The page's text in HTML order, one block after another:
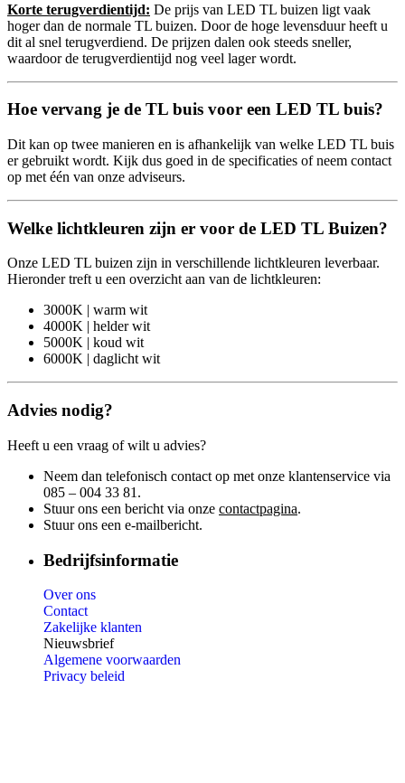
Korte terugverdientijd: De prijs van LED TL buizen ligt vaak
hoger dan de normale TL buizen. Door de hoge levensduur heeft u
dit al snel terugverdiend. De prijzen dalen ook steeds sneller,
waardoor de terugverdientijd nog veel lager wordt.
Hoe vervang je de TL buis voor een LED TL buis?
Dit kan op twee manieren en is afhankelijk van welke LED TL buis
er gebruikt wordt. Kijk dus goed in de specificaties of neem contact
op met één van onze adviseurs.
Welke lichtkleuren zijn er voor de LED TL Buizen?
Onze LED TL buizen zijn in verschillende lichtkleuren leverbaar.
Hieronder treft u een overzicht aan van de lichtkleuren:
3000K | warm wit
4000K | helder wit
5000K | koud wit
6000K | daglicht wit
Advies nodig?
Heeft u een vraag of wilt u advies?
Neem dan telefonisch contact op met onze klantenservice via
085 – 004 33 81.
Stuur ons een bericht via onze contactpagina.
Stuur ons een e-mailbericht.
Bedrijfsinformatie
Over ons
Contact
Zakelijke klanten
Nieuwsbrief
Algemene voorwaarden
Privacy beleid